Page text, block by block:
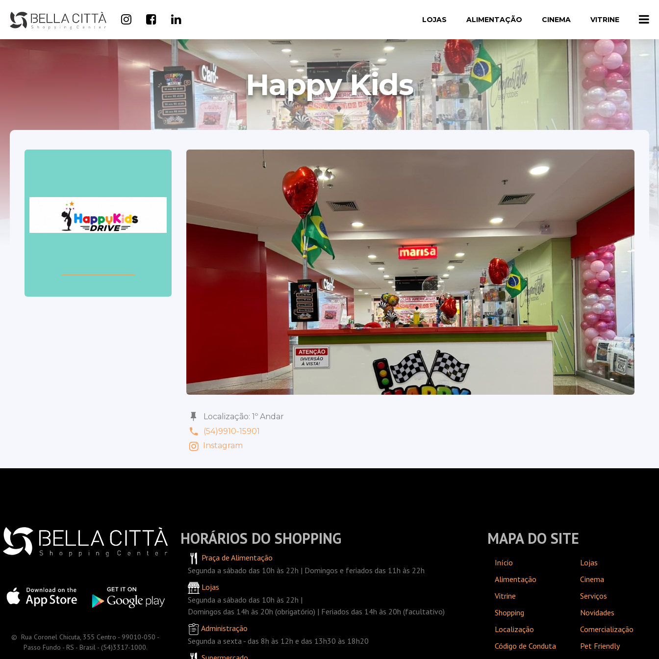
LOJAS ALIMENTAÇÃO CINEMA VITRINE
Happy Kids
Localização: 1º Andar
(54)9910-15901
Instagram
© Rua Coronel Chicuta, 355 Centro - 99010-050 -
Passo Fundo - RS - Brasil - (54)3317-1000.
HORÁRIOS DO SHOPPING
Praça de Alimentação
Segunda a sábado das 10h às 22h | Domingos e feriados das 11h às 22h
Lojas
Segunda a sábado das 10h às 22h |
Domingos das 14h às 20h (obrigatório) | Feriados das 14h às 20h (facultativo)
Administração
Segunda a sexta - das 8h às 12h e das 13h30 às 18h20
MAPA DO SITE
Início
Lojas
Alimentação
Cinema
Vitrine
Serviços
Shopping
Novidades
Localização
Comercialização
Código de Conduta
Pet Friendly